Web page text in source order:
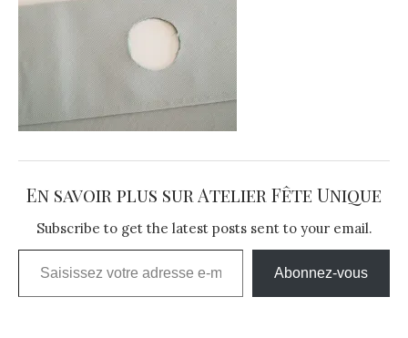
En savoir plus sur Atelier Fête Unique
Subscribe to get the latest posts sent to your email.
Saisissez votre adresse e-mail…
Abonnez-vous